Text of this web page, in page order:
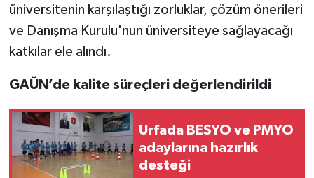
üniversitenin karşılaştığı zorluklar, çözüm önerileri
ve Danışma Kurulu'nun üniversiteye sağlayacağı
katkılar ele alındı.
GAÜN’de kalite süreçleri değerlendirildi
Urfada BESYO ve PMYO
adaylarına hazırlık
desteği
Yeme-İçme